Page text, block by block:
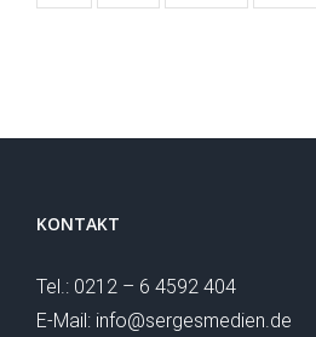
KONTAKT
Tel.: 0212 – 6 4592 404
E-Mail: info@sergesmedien.de